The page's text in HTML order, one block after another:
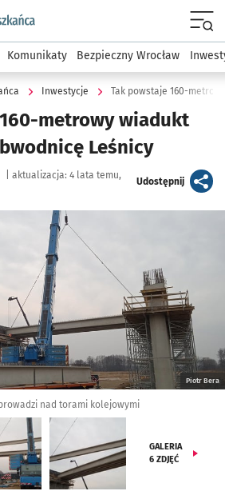
podserwis: Dla mieszkańca
Komunikaty Bezpieczny Wrocław
Inwestycje Tak powstaje 160-
metrowy wiadukt
Leśnicy
aktualizacja: 4 lata temu,
Udostępnijartykuł
Piotr Bera
nad torami kolejowymi
GALERIA
6 ZDJĘĆ